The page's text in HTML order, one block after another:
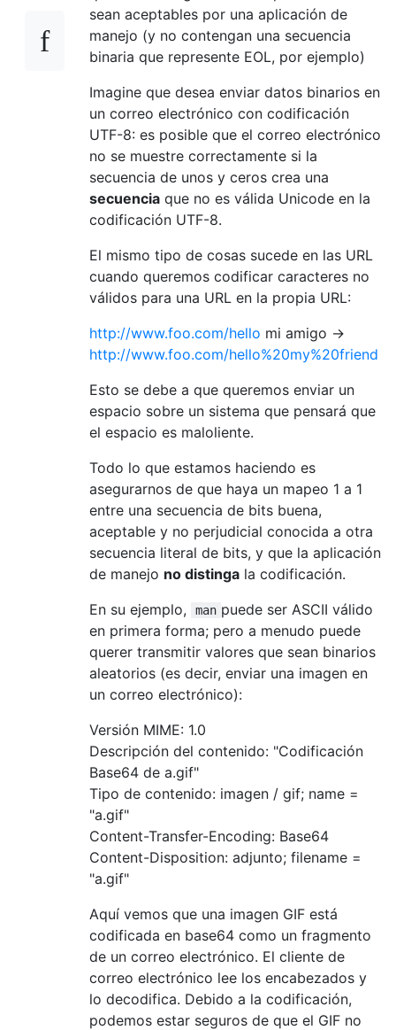
sean aceptables por una aplicación de
manejo (y no contengan una secuencia
binaria que represente EOL, por ejemplo)
Imagine que desea enviar datos binarios en
un correo electrónico con codificación
UTF-8: es posible que el correo electrónico
no se muestre correctamente si la
secuencia de unos y ceros crea una
secuencia que no es válida Unicode en la
codificación UTF-8.
El mismo tipo de cosas sucede en las URL
cuando queremos codificar caracteres no
válidos para una URL en la propia URL:
http://www.foo.com/hello mi amigo ->
http://www.foo.com/hello%20my%20friend
Esto se debe a que queremos enviar un
espacio sobre un sistema que pensará que
el espacio es maloliente.
Todo lo que estamos haciendo es
asegurarnos de que haya un mapeo 1 a 1
entre una secuencia de bits buena,
aceptable y no perjudicial conocida a otra
secuencia literal de bits, y que la aplicación
de manejo no distinga la codificación.
En su ejemplo,
man puede ser ASCII válido
en primera forma; pero a menudo puede
querer transmitir valores que sean binarios
aleatorios (es decir, enviar una imagen en
un correo electrónico):
Versión MIME: 1.0
Descripción del contenido: "Codificación
Base64 de a.gif"
Tipo de contenido: imagen / gif; name =
"a.gif"
Content-Transfer-Encoding: Base64
Content-Disposition: adjunto; filename =
"a.gif"
Aquí vemos que una imagen GIF está
codificada en base64 como un fragmento
de un correo electrónico. El cliente de
correo electrónico lee los encabezados y
lo decodifica. Debido a la codificación,
podemos estar seguros de que el GIF no